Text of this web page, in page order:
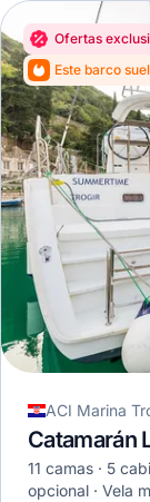
Ofertas
Este barco
ACI Marina
Catamarán
11 camas 5
opcional
Vela